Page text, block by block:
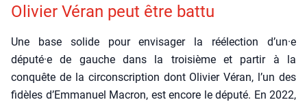
Oli­vier Véran peut être bat­tu
Une base solide pour envi­sa­ger la réélec­tion d’un·e
député·e de gauche dans la troi­sième et par­tir à la
conquête de la cir­cons­crip­tion dont Oli­vier Véran, l’un des
fidèles d’Emmanuel Macron, est encore le dépu­té. En 2022,